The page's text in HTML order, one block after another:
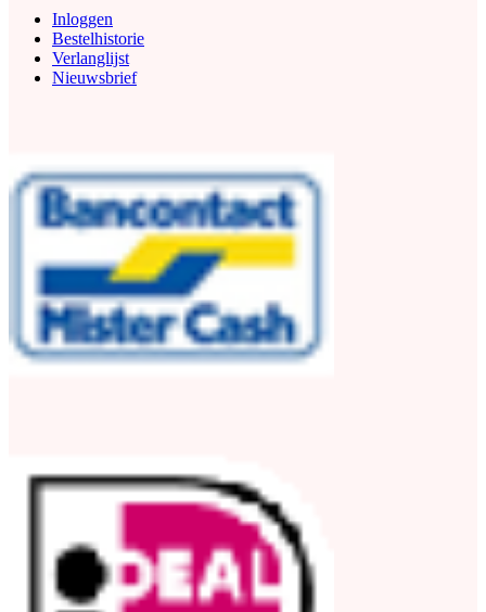
Inloggen
Bestelhistorie
Verlanglijst
Nieuwsbrief